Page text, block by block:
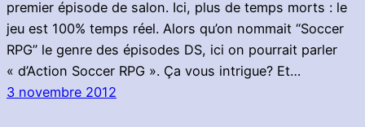
premier épisode de salon. Ici, plus de temps morts : le
jeu est 100% temps réel. Alors qu’on nommait “Soccer
RPG” le genre des épisodes DS, ici on pourrait parler
« d’Action Soccer RPG ». Ça vous intrigue? Et…
3 novembre 2012